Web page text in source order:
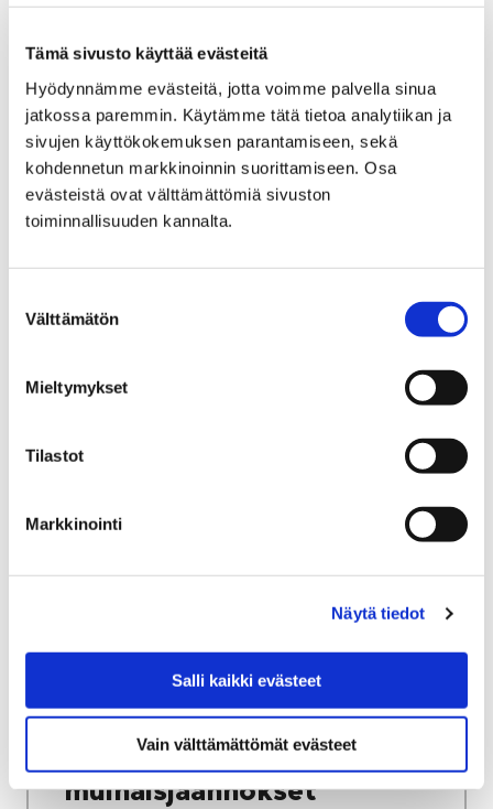
Tämä sivusto käyttää evästeitä
Hyödynnämme evästeitä, jotta voimme palvella sinua
jatkossa paremmin. Käytämme tätä tietoa analytiikan ja
sivujen käyttökokemuksen parantamiseen, sekä
kohdennetun markkinoinnin suorittamiseen. Osa
evästeistä ovat välttämättömiä sivuston
toiminnallisuuden kannalta.
valinta
Välttämätön
Mieltymykset
Tilastot
Markkinointi
Näytä tiedot
Salli kaikki evästeet
Vain välttämättömät evästeet
Etusivu
Kokoelmat
Kokoelmapoliittinen ohjelma
Kokoelmapoliittinen
ohjelma
Luontotalo Arkin kokoelmat
Metallinetsintä ja muinaisjäännökset
Metallinetsintä ja
muinaisjäännökset